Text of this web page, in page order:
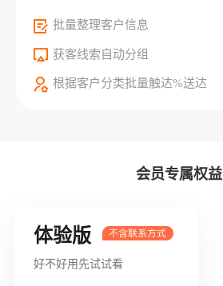
批量整理客户信息
获客线索自动分组
根据客户分类批量触达%送达
会员专属权益
体验版
好不好用先试试看